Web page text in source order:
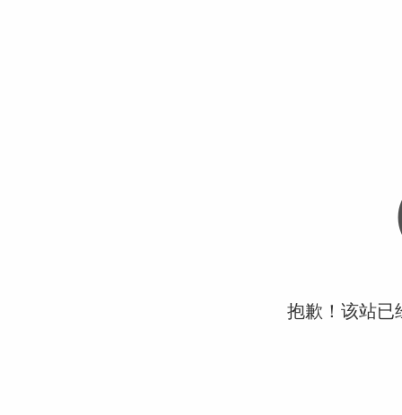
抱歉！该站已